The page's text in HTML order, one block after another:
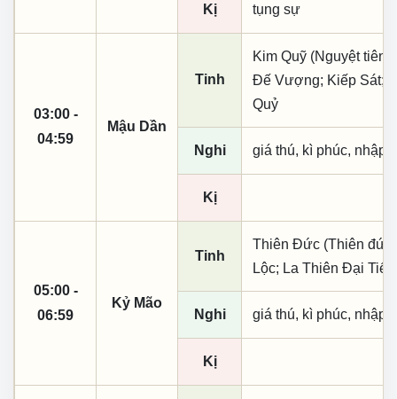
Kị tụng sự
03:00 -
04:59
Mậu Dần
Tinh
Kim Quỹ (Nguyệt
Đế Vượng; Kiếp Sát;
Quỷ
Nghi giá thú, kì phúc, nhập
Kị
05:00 -
06:59
Kỷ Mão
Tinh
Thiên Đức (Thiên
Lộc; La Thiên Đại
Nghi giá thú, kì phúc, nhập
Kị